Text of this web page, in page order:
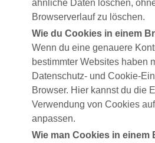
ähnliche Daten löschen,
Browserverlauf zu löschen.
Wie du Cookies in einem
Wenn du eine genauere
bestimmter Websites haben
Datenschutz- und Cookie-
Browser. Hier kannst du die
Verwendung von Cookies
anpassen.
Wie man Cookies in einem